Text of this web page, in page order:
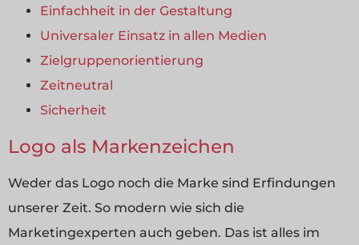
Einfachheit in der Gestaltung
Universaler Einsatz in allen Medien
Zielgruppenorientierung
Zeitneutral
Sicherheit
Logo als Markenzeichen
Weder das Logo noch die Marke sind Erfindungen
unserer Zeit. So modern wie sich die
Marketingexperten auch geben. Das ist alles im